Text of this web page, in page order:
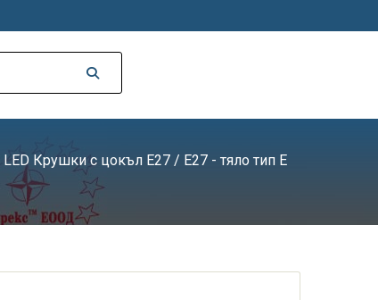
LED Крушки с цокъл E27 / E27 - тяло тип E